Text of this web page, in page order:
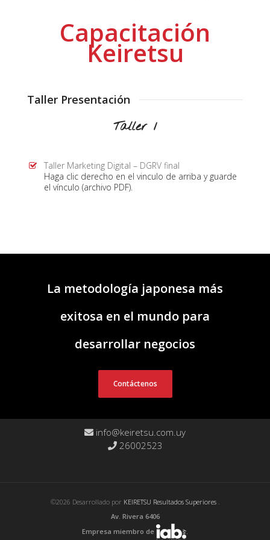
Capacitación
Keiretsu
Taller Presentación
Taller 1
Taller Marketing Digital – DGRV final
Haga clic derecho en el vinculo de arriba y guarde
el vínculo (archivo PDF).
La metodología japonesa más
exitosa en el mundo para
desarrollar negocios
Contáctenos
info@keiretsu.com.uy
26002523
©2026 Desarrollado por KEIRETSU Resultados Superiores
Av. Rivera 6406
Empresa miembro de
.